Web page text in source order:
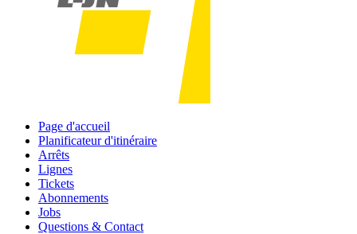
Page d'accueil
Planificateur d'itinéraire
Arrêts
Lignes
Tickets
Abonnements
Jobs
Questions & Contact